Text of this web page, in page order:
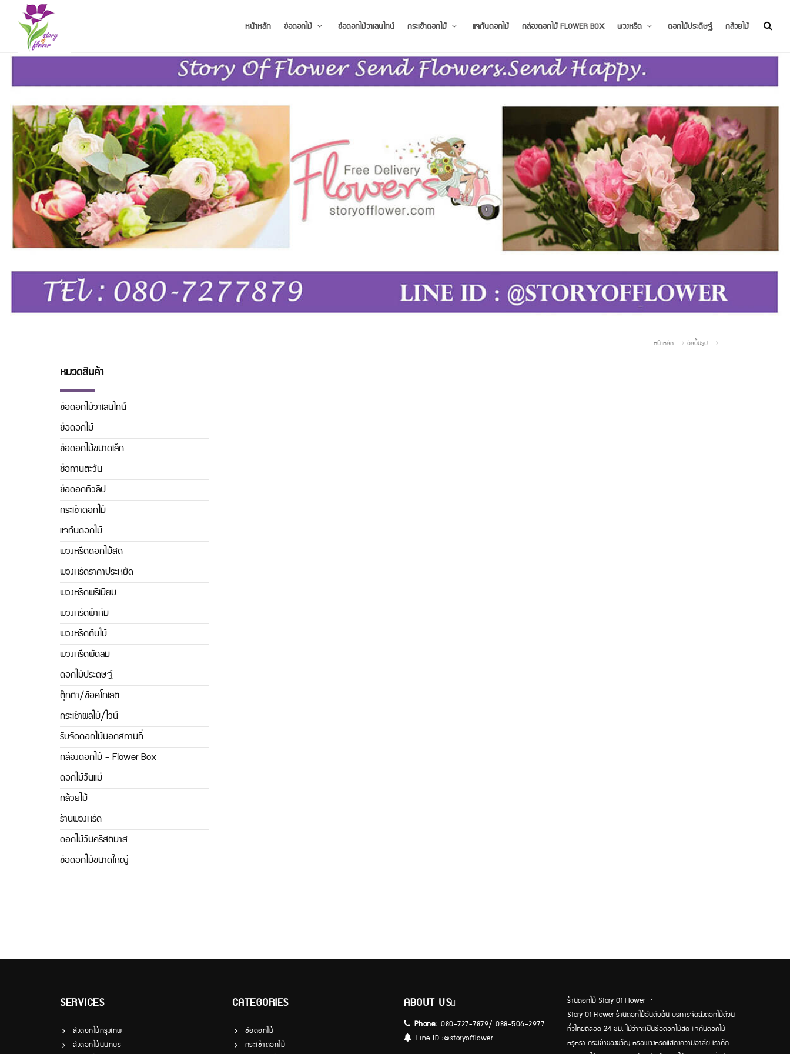
หน้าหลัก ช่อดอกไม้ ช่อดอกไม้วาเลนไทน์ กระเช้าดอกไม้ แจกันดอกไม้ กล่องดอกไม้ FLOWER BOX พวงหรีด ดอกไม้ประดิษฐ์ กล้วยไม้
หน้าหลัก อัลบั้มรูป
หมวดสินค้า
ช่อดอกไม้วาเลนไทน์
ช่อดอกไม้
ช่อดอกไม้ขนาดเล็ก
ช่อทานตะวัน
ช่อดอกทิวลิิป
กระเช้าดอกไม้
แจกันดอกไม้
พวงหรีดดอกไม้สด
พวงหรีดราคาประหยัด
พวงหรีดพรีเมียม
พวงหรีดผ้าห่ม
พวงหรีดต้นไม้
พวงหรีดพัดลม
ดอกไม้ประดิษฐ์
ตุ๊กตา/ช้อคโกเลต
กระเช้าผลไม้/ไวน์
รับจัดดอกไม้นอกสถานที่
กล่องดอกไม้ - Flower Box
ดอกไม้วันแม่
กล้วยไม้
ร้านพวงหรีด
ดอกไม้วันคริสตมาส
ช่อดอกไม้ขนาดใหญ่
SERVICES
ส่งดอกไม้กรุงเทพ
ส่งดอกไม้นนทบุรี
CATEGORIES
ช่อดอกไม้
กระเช้าดอกไม้
ABOUT US
Phone: 080-727-7879/ 088-506-2977
Line ID :@storyofflower
ร้านดอกไม้ Story Of Flower :
Story Of Flower ร้านดอกไม้อันดับต้น บริการจัดส่งดอกไม้ด่วน
ทั่วไทยตลอด 24 ชม. ไม่ว่าจะเป็นช่อดอกไม้สด แจกันดอกไม้
หรูหรา กระเช้าของขวัญ หรือพวงหรีดแสดงความอาลัย เราคัด